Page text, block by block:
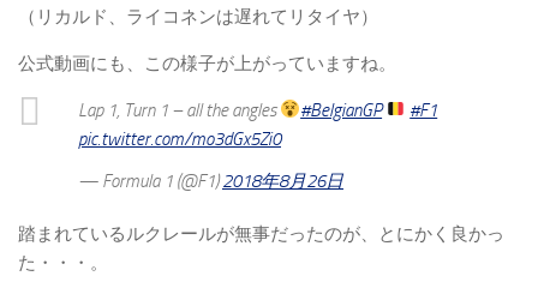
（リカルド、ライコネンは遅れてリタイヤ）
公式動画にも、この様子が上がっていますね。
Lap 1, Turn 1 – all the angles #BelgianGP
#F1
pic.twitter.com/mo3dGx5Zi0
— Formula 1 (@F1)2018年8月26日
踏まれているルクレールが無事だったのが、とにかく良かっ
た・・・。